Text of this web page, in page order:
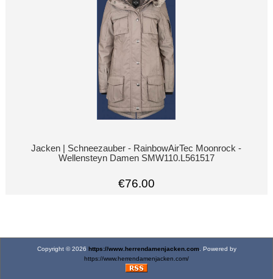
Jacken | Schneezauber - RainbowAirTec Moonrock -
Wellensteyn Damen SMW110.L561517
€76.00
Copyright © 2026 https://www.herrendamenjacken.com. Powered by
https://www.herrendamenjacken.com/